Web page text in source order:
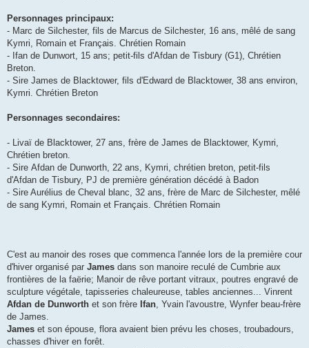
Personnages principaux:
- Marc de Silchester, fils de Marcus de Silchester, 16 ans, mêlé de sang
Kymri, Romain et Français. Chrétien Romain
- Ifan de Dunwort, 15 ans; petit-fils d'Afdan de Tisbury (G1), Chrétien
Breton.
- Sire James de Blacktower, fils d'Edward de Blacktower, 38 ans environ,
Kymri. Chrétien Breton
Personnages secondaires:
- Livaï de Blacktower, 27 ans, frère de James de Blacktower, Kymri,
Chrétien breton.
- Sire Afdan de Dunworth, 22 ans, Kymri, chrétien breton, petit-fils
d'Afdan de Tisbury, PJ de première génération décédé à Badon
- Sire Aurélius de Cheval blanc, 32 ans, frère de Marc de Silchester, mêlé
de sang Kymri, Romain et Français. Chrétien Romain
C'est au manoir des roses que commenca l'année lors de la première cour
d'hiver organisé par James dans son manoire reculé de Cumbrie aux
frontières de la faërie; Manoir de rêve portant vitraux, poutres engravé de
sculpture végétale, tapisseries chaleureuse, tables anciennes... Vinrent
Afdan de Dunworth et son frère Ifan, Yvain l'avoustre, Wynfer beau-frère
de James.
James et son épouse, flora avaient bien prévu les choses, troubadours,
chasses d'hiver en forêt.